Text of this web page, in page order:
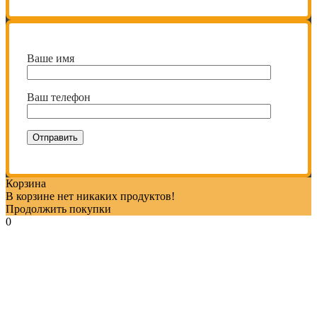
Ваше имя
Ваш телефон
Корзина
В корзине нет никаких продуктов!
Продолжить покупки
0